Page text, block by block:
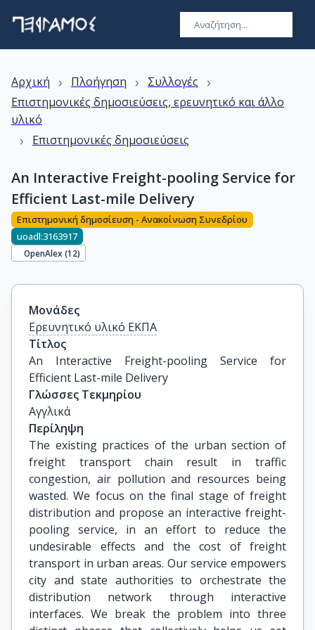
Αρχική › Πλοήγηση › Συλλογές ›
Επιστημονικές δημοσιεύσεις, ερευνητικό και άλλο
υλικό
› Επιστημονικές δημοσιεύσεις
An Interactive Freight-pooling Service for
Efficient Last-mile Delivery
Επιστημονική δημοσίευση - Ανακοίνωση Συνεδρίου
uoadl:3163917
OpenAlex (12)
Μονάδες
Ερευνητικό υλικό ΕΚΠΑ
Τίτλος
An Interactive Freight-pooling Service for
Efficient Last-mile Delivery
Γλώσσες Τεκμηρίου
Αγγλικά
Περίληψη
The existing practices of the urban section of
freight transport chain result in traffic
congestion, air pollution and resources being
wasted. We focus on the final stage of freight
distribution and propose an interactive freight-
pooling service, in an effort to reduce the
undesirable effects and the cost of freight
transport in urban areas. Our service empowers
city and state authorities to orchestrate the
distribution network through interactive
interfaces. We break the problem into three